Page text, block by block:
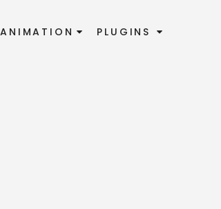
ANIMATION PLUGINS